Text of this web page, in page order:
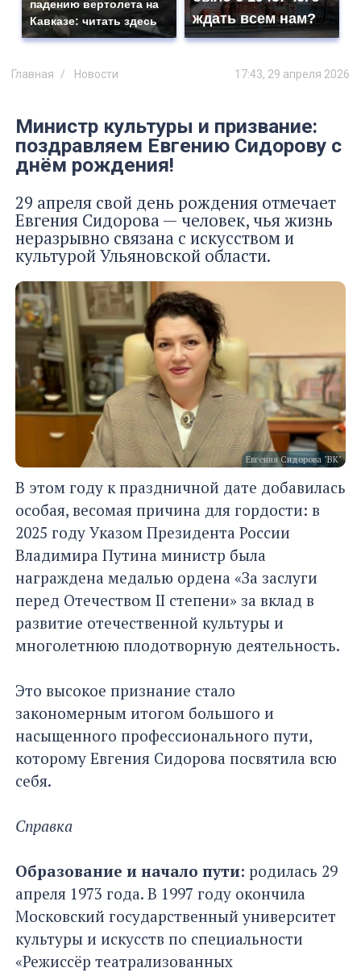
падению вертолета на
Кавказе: читать здесь
ждать всем нам?
Главная Новости 17:43, 29 апреля 2026
Министр культуры и призвание:
поздравляем Евгению Сидорову с
днём рождения!
29 апреля свой день рождения отмечает
Евгения Сидорова — человек, чья жизнь
неразрывно связана с искусством и
культурой Ульяновской области.
Евгения Сидорова "ВК"
В этом году к праздничной дате добавилась
особая, весомая причина для гордости: в
2025 году Указом Президента России
Владимира Путина министр была
награждена медалью ордена «За заслуги
перед Отечеством II степени» за вклад в
развитие отечественной культуры и
многолетнюю плодотворную деятельность.
Это высокое признание стало
закономерным итогом большого и
насыщенного профессионального пути,
которому Евгения Сидорова посвятила всю
себя.
Справка
Образование и начало пути: родилась 29
апреля 1973 года. В 1997 году окончила
Московский государственный университет
культуры и искусств по специальности
«Режиссёр театрализованных